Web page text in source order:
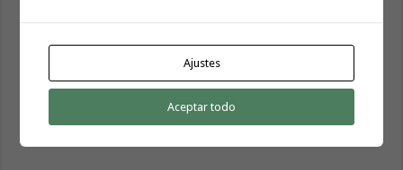
El Ayuntamiento de Hermigua licita la instalación de 30
farolas fotovoltaicas en la subida a Las Cabezadas
Ajustes
Aceptar todo